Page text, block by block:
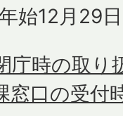
始12月29
窓口の受付
庁時の取り